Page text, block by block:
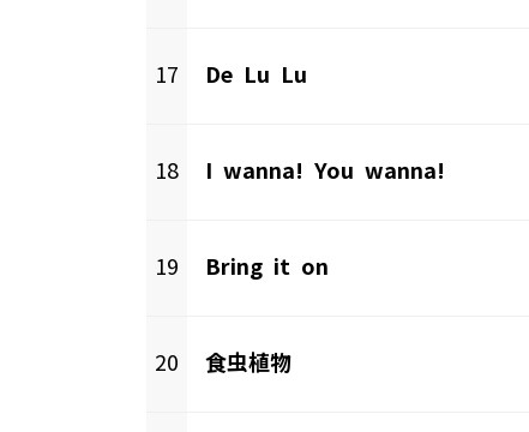
17 De Lu Lu
18 I wanna! You wanna!
19 Bring it on
20 食虫植物